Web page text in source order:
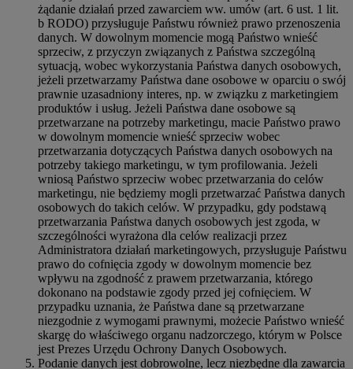
żądanie działań przed zawarciem ww. umów (art. 6 ust. 1 lit.
b RODO) przysługuje Państwu również prawo przenoszenia
danych. W dowolnym momencie mogą Państwo wnieść
sprzeciw, z przyczyn związanych z Państwa szczególną
sytuacją, wobec wykorzystania Państwa danych osobowych,
jeżeli przetwarzamy Państwa dane osobowe w oparciu o swój
prawnie uzasadniony interes, np. w związku z marketingiem
produktów i usług. Jeżeli Państwa dane osobowe są
przetwarzane na potrzeby marketingu, macie Państwo prawo
w dowolnym momencie wnieść sprzeciw wobec
przetwarzania dotyczących Państwa danych osobowych na
potrzeby takiego marketingu, w tym profilowania. Jeżeli
wniosą Państwo sprzeciw wobec przetwarzania do celów
marketingu, nie będziemy mogli przetwarzać Państwa danych
osobowych do takich celów. W przypadku, gdy podstawą
przetwarzania Państwa danych osobowych jest zgoda, w
szczególności wyrażona dla celów realizacji przez
Administratora działań marketingowych, przysługuje Państwu
prawo do cofnięcia zgody w dowolnym momencie bez
wpływu na zgodność z prawem przetwarzania, którego
dokonano na podstawie zgody przed jej cofnięciem. W
przypadku uznania, że Państwa dane są przetwarzane
niezgodnie z wymogami prawnymi, możecie Państwo wnieść
skargę do właściwego organu nadzorczego, którym w Polsce
jest Prezes Urzędu Ochrony Danych Osobowych.
Podanie danych jest dobrowolne, lecz niezbędne dla zawarcia